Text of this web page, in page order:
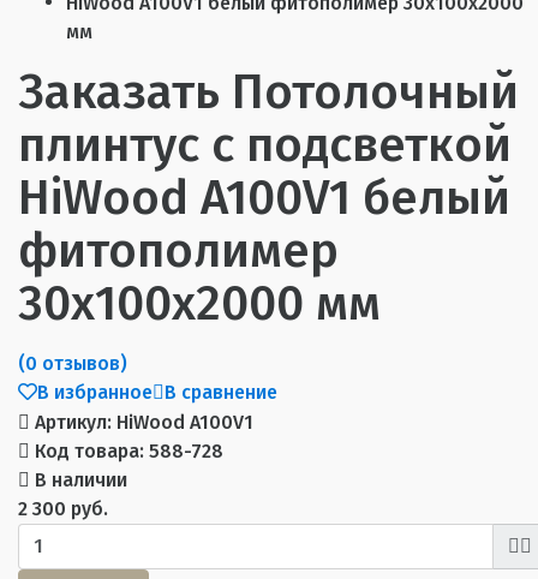
Заказать Потолочный
плинтус с подсветкой
HiWood A100V1 белый
фитополимер
30х100х2000 мм
(0 отзывов)
В избранное В сравнение
Артикул: HiWood A100V1
Код товара: 588-728
В наличии
2 300 руб.